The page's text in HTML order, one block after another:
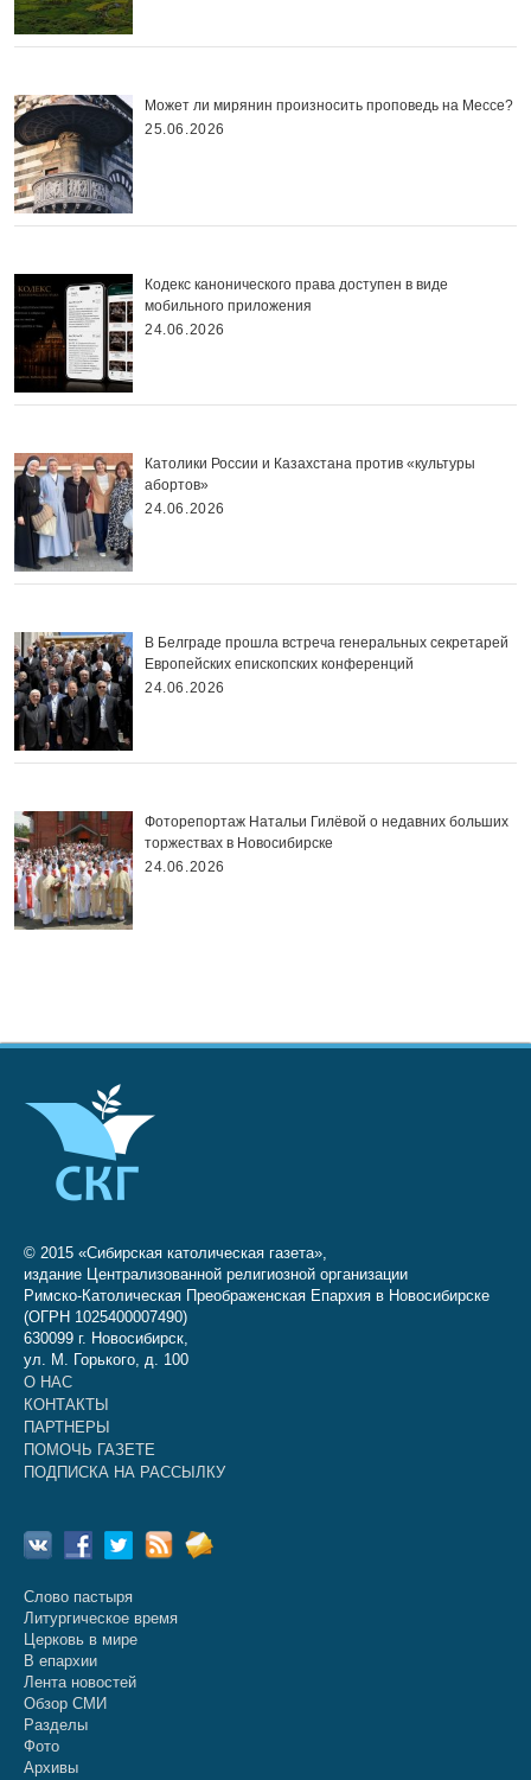
Может ли мирянин произносить проповедь на Мессе?
25.06.2026
Кодекс канонического права доступен в виде
мобильного приложения
24.06.2026
Католики России и Казахстана против «культуры
абортов»
24.06.2026
В Белграде прошла встреча генеральных секретарей
Европейских епископских конференций
24.06.2026
Фоторепортаж Натальи Гилёвой о недавних больших
торжествах в Новосибирске
24.06.2026
© 2015 «Сибирская католическая газета»,
издание Централизованной религиозной организации
Римско-Католическая Преображенская Епархия в Новосибирске
(ОГРН 1025400007490)
630099 г. Новосибирск,
ул. М. Горького, д. 100
О НАС
КОНТАКТЫ
ПАРТНЕРЫ
ПОМОЧЬ ГАЗЕТЕ
ПОДПИСКА НА РАССЫЛКУ
Слово пастыря
Литургическое время
Церковь в мире
В епархии
Лента новостей
Обзор СМИ
Разделы
Фото
Архивы